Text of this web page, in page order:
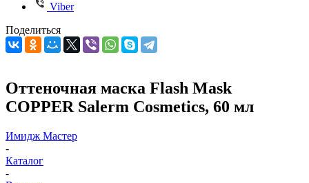
Viber
Поделиться
Оттеночная маска Flash Mask
COPPER Salerm Cosmetics, 60 мл
Имидж Мастер
-
Каталог
-